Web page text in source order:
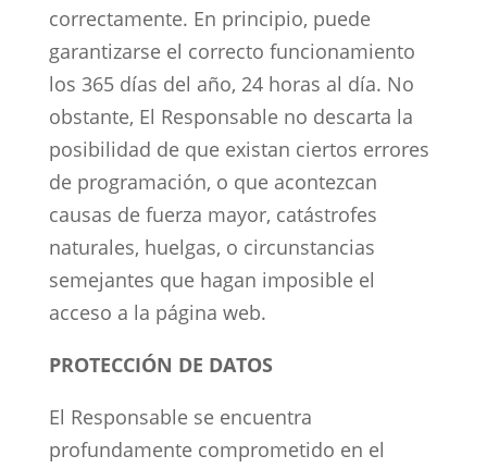
correctamente. En principio, puede
garantizarse el correcto funcionamiento
los 365 días del año, 24 horas al día. No
obstante, El Responsable no descarta la
posibilidad de que existan ciertos errores
de programación, o que acontezcan
causas de fuerza mayor, catástrofes
naturales, huelgas, o circunstancias
semejantes que hagan imposible el
acceso a la página web.
PROTECCIÓN DE DATOS
El Responsable se encuentra
profundamente comprometido en el